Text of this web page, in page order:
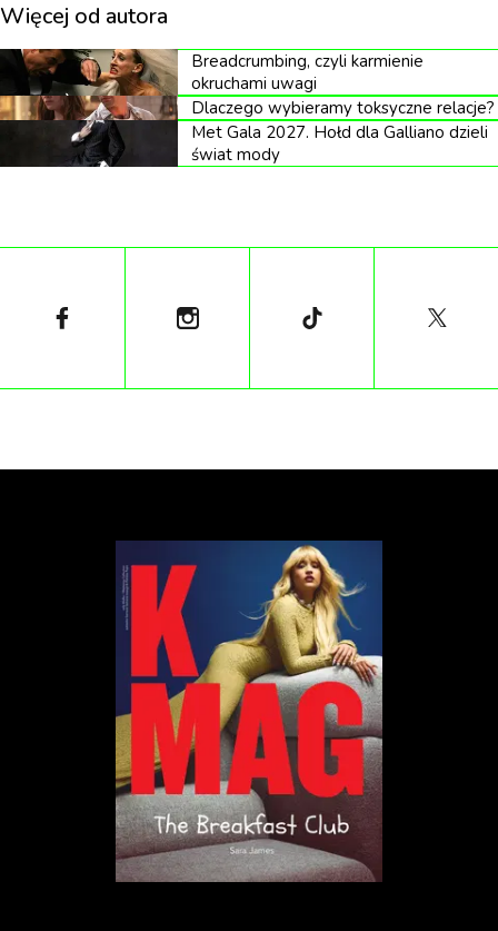
To, co kiedyś było impulsem do dążenia do
relacji, stało się nagle patologią
Więcej od autora
Breadcrumbing, czyli karmienie
okruchami uwagi
Dlaczego wybieramy toksyczne relacje?
Met Gala 2027. Hołd dla Galliano dzieli
świat mody